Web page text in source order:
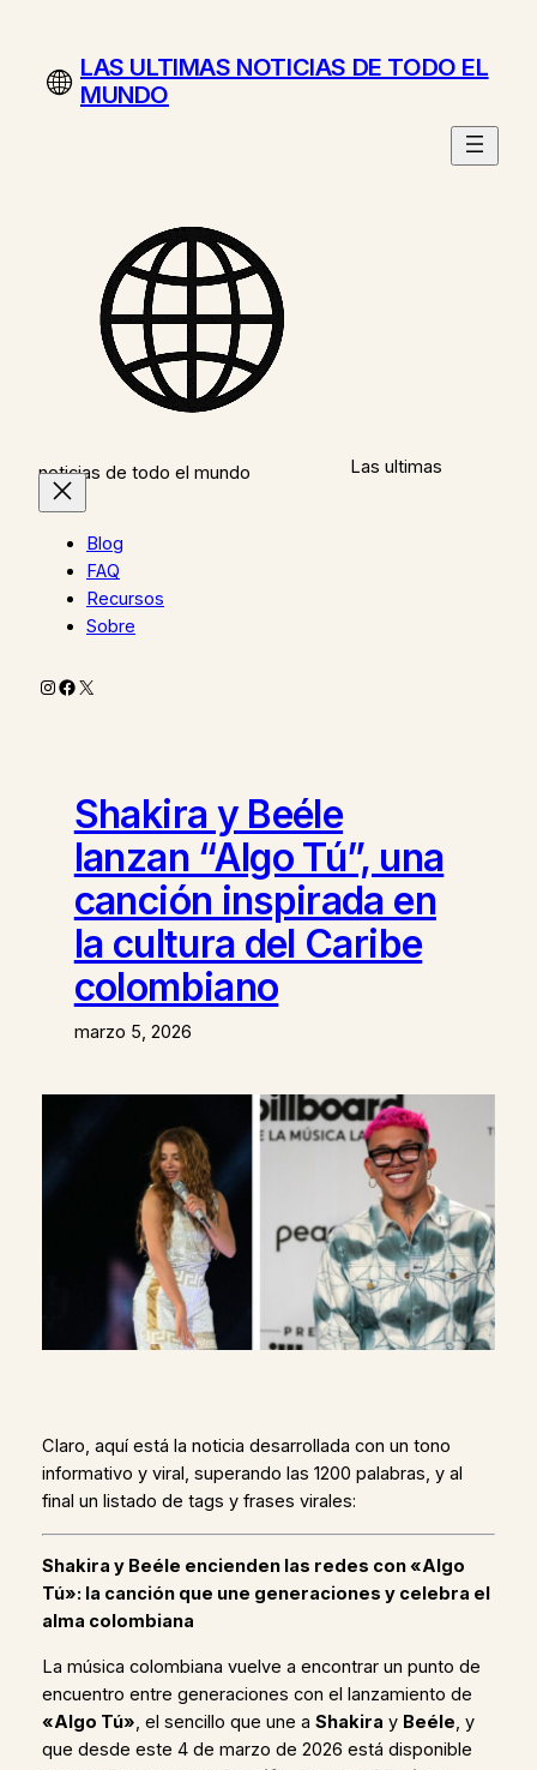
contenidoLAS ULTIMAS NOTICIAS DE TODO EL
MUNDO
Las ultimas
noticias de todo el mundo
Blog
FAQ
Recursos
Sobre
Instagram
Facebook
X
Shakira y Beéle
lanzan “Algo Tú”, una
canción inspirada en
la cultura del Caribe
colombiano
marzo 5, 2026
Claro, aquí está la noticia desarrollada con un tono
informativo y viral, superando las 1200 palabras, y al
final un listado de tags y frases virales:
Shakira y Beéle encienden las redes con «Algo
Tú»: la canción que une generaciones y celebra el
alma colombiana
La música colombiana vuelve a encontrar un punto de
encuentro entre generaciones con el lanzamiento de
«Algo Tú», el sencillo que une a Shakira y Beéle, y
que desde este 4 de marzo de 2026 está disponible